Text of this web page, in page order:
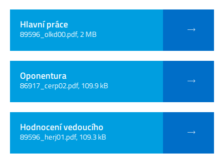
Hlavní práce
89596_olkd00.pdf, 2 MB
Oponentura
86917_cerp02.pdf, 109.9 kB
Hodnocení vedoucího
89596_herj01.pdf, 109.3 kB